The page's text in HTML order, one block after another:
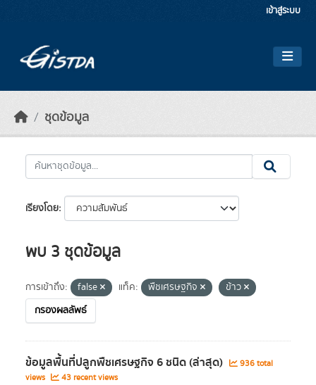
เข้าสู่ระบบ
ชุดข้อมูล
เรียงโดย
พบ 3 ชุดข้อมูล
การเข้าถึง: false แท็ค: พืชเศรษฐกิจ
ข้าว
กรองผลลัพธ์
ข้อมูลพื้นที่ปลูกพืชเศรษฐกิจ 6 ชนิด (ล่าสุด)
936 total
views
43 recent views